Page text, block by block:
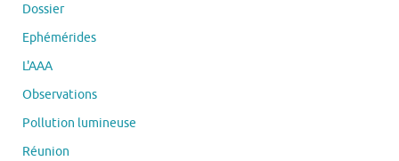
Dossier
Ephémérides
L'AAA
Observations
Pollution lumineuse
Réunion